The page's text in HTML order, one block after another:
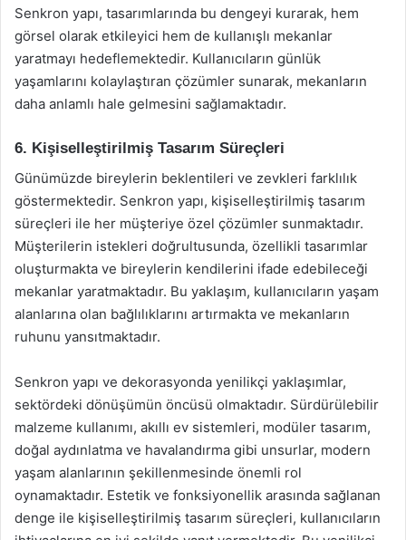
Senkron yapı, tasarımlarında bu dengeyi kurarak, hem
görsel olarak etkileyici hem de kullanışlı mekanlar
yaratmayı hedeflemektedir. Kullanıcıların günlük
yaşamlarını kolaylaştıran çözümler sunarak, mekanların
daha anlamlı hale gelmesini sağlamaktadır.
6. Kişiselleştirilmiş Tasarım Süreçleri
Günümüzde bireylerin beklentileri ve zevkleri farklılık
göstermektedir. Senkron yapı, kişiselleştirilmiş tasarım
süreçleri ile her müşteriye özel çözümler sunmaktadır.
Müşterilerin istekleri doğrultusunda, özellikli tasarımlar
oluşturmakta ve bireylerin kendilerini ifade edebileceği
mekanlar yaratmaktadır. Bu yaklaşım, kullanıcıların yaşam
alanlarına olan bağlılıklarını artırmakta ve mekanların
ruhunu yansıtmaktadır.
Senkron yapı ve dekorasyonda yenilikçi yaklaşımlar,
sektördeki dönüşümün öncüsü olmaktadır. Sürdürülebilir
malzeme kullanımı, akıllı ev sistemleri, modüler tasarım,
doğal aydınlatma ve havalandırma gibi unsurlar, modern
yaşam alanlarının şekillenmesinde önemli rol
oynamaktadır. Estetik ve fonksiyonellik arasında sağlanan
denge ile kişiselleştirilmiş tasarım süreçleri, kullanıcıların